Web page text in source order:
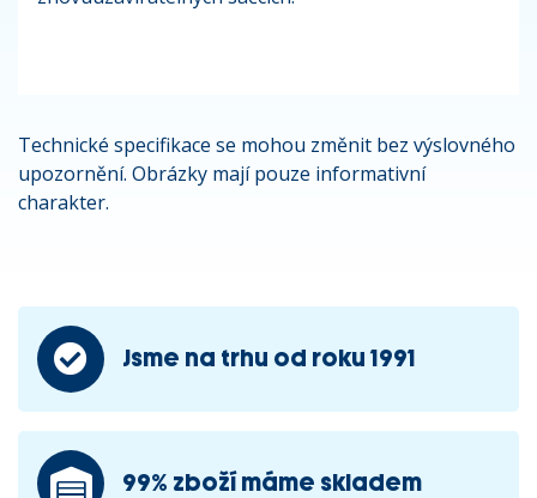
Technické specifikace se mohou změnit bez výslovného
upozornění. Obrázky mají pouze informativní
charakter.
Jsme na trhu od roku 1991
99% zboží máme skladem